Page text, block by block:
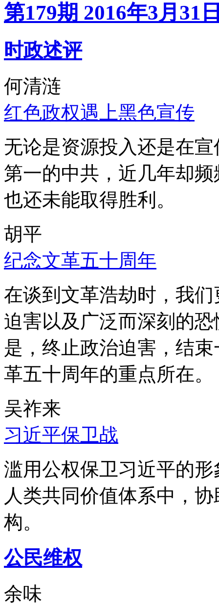
第179期 2016年3月31
时政述评
何清涟
红色政权遇上黑色宣传
无论是资源投入还是在
第一的中共，近几年却
也还未能取得胜利。
胡平
纪念文革五十周年
在谈到文革浩劫时，我
迫害以及广泛而深刻的
是，终止政治迫害，结
革五十周年的重点所在。
吴祚来
习近平保卫战
滥用公权保卫习近平的
人类共同价值体系中，
构。
公民维权
余味